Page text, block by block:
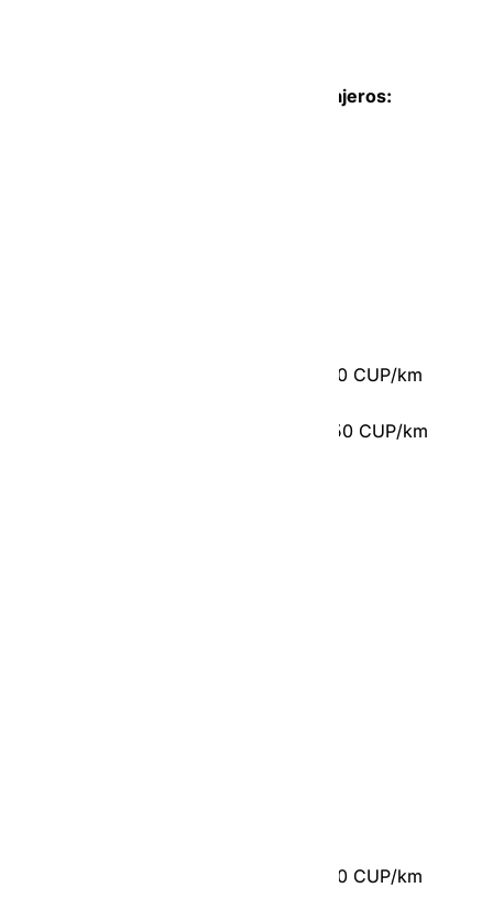
Para servicios en auto de hasta 4 pasajeros:
De 0 a 20 km = entre 340 CUP y 400 CUP/km
Más de 20 km = entre 350 CUP y 350 CUP/km
De 0 a 20 km = entre 390 CUP y 440 CUP/km